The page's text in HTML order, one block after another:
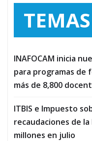
INAFOCAM inicia
para programas de
más de 8,800
ITBIS e Impuesto
recaudaciones de la
millones en julio